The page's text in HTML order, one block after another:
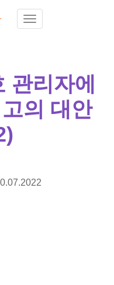
Toggle navigation
관리자에
의 대안